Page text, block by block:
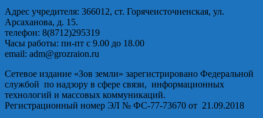
Адрес учредителя: 366012, ст. Горячеисточненская, ул.
Арсаханова, д. 15.
телефон: 8(8712)295319
Часы работы: пн-пт с 9.00 до 18.00
email: adm@grozraion.ru
Сетевое издание «Зов земли» зарегистрировано Федеральной
службой по надзору в сфере связи, информационных
технологий и массовых коммуникаций.
Регистрационный номер ЭЛ № ФС-77-73670 от 21.09.2018